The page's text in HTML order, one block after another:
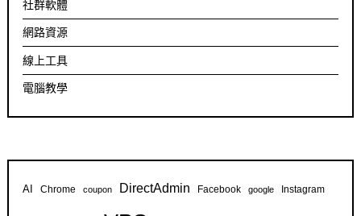
社群軟體
網路資源
線上工具
電腦教學
AI Chrome coupon DirectAdmin Facebook google Instagram